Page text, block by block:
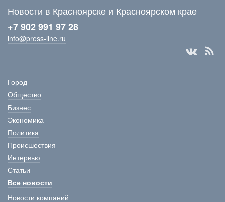
Новости в Красноярске и Красноярском крае
+7 902 991 97 28
info@press-line.ru
Город
Общество
Бизнес
Экономика
Политика
Происшествия
Интервью
Статьи
Все новости
Новости компаний